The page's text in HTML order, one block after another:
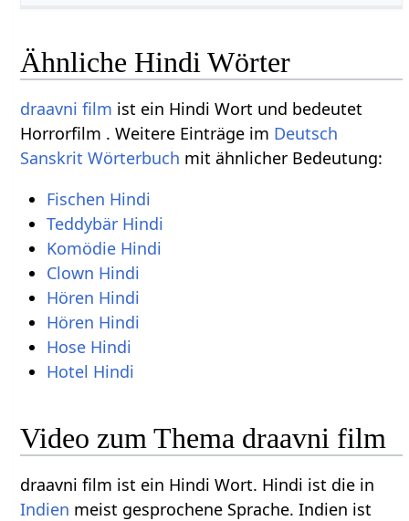
Ähnliche Hindi Wörter
draavni film ist ein Hindi Wort und bedeutet
Horrorfilm . Weitere Einträge im Deutsch
Sanskrit Wörterbuch mit ähnlicher Bedeutung:
Fischen Hindi
Teddybär Hindi
Komödie Hindi
Clown Hindi
Hören Hindi
Hören Hindi
Hose Hindi
Hotel Hindi
Video zum Thema draavni film
draavni film ist ein Hindi Wort. Hindi ist die in
Indien meist gesprochene Sprache. Indien ist